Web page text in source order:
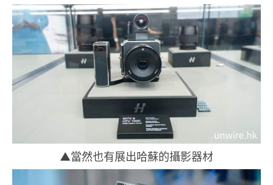
▲當然也有展出哈蘇的攝影器材